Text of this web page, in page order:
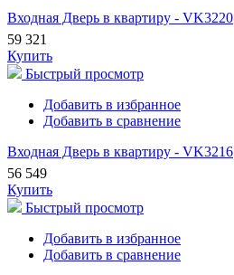
Входная Дверь в квартиру - VK3220
59 321
Купить
Быстрый просмотр
Добавить в избранное
Добавить в сравнение
Входная Дверь в квартиру - VK3216
56 549
Купить
Быстрый просмотр
Добавить в избранное
Добавить в сравнение